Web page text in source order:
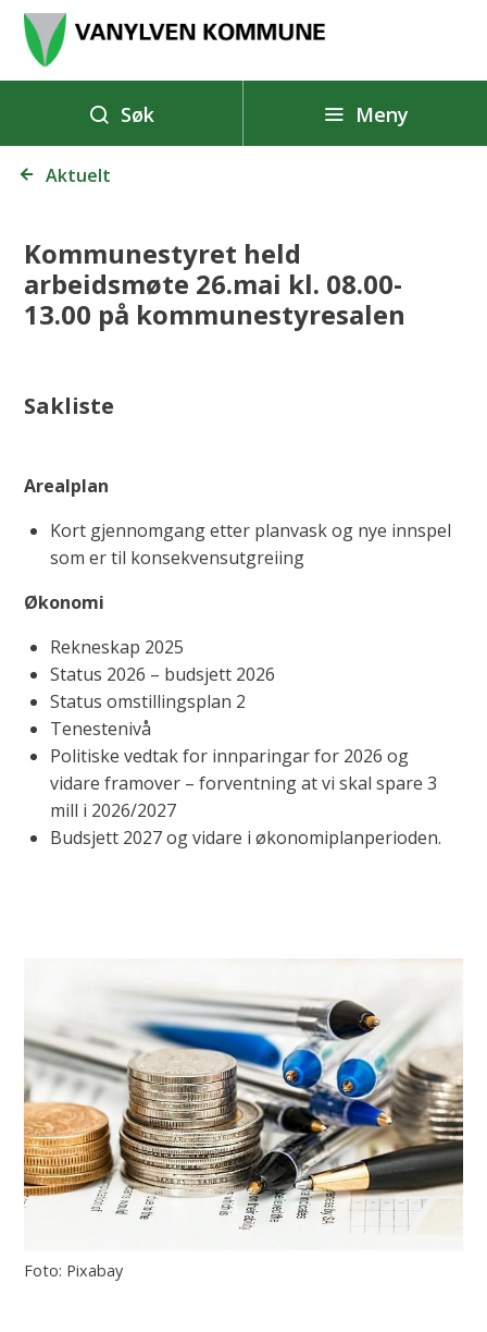
n
y
l
k
o
m
Søk Meny
Du Aktuelt
Kommunestyret held
arbeidsmøte 26.mai kl. 08.00-
13.00 på kommunestyresalen
Sakliste
Arealplan
Kort gjennomgang etter planvask og nye innspel
som er til konsekvensutgreiing
Økonomi
Rekneskap 2025
Status 2026 – budsjett 2026
Status omstillingsplan 2
Tenestenivå
Politiske vedtak for innparingar for 2026 og
vidare framover – forventning at vi skal spare 3
mill i 2026/2027
Budsjett 2027 og vidare i økonomiplanperioden.
Pixabay